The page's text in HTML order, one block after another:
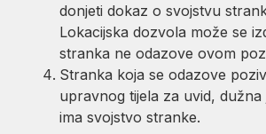
donjeti dokaz o svojstvu
Lokacijska dozvola može se
stranka ne odazove ovom
Stranka koja se odazove
upravnog tijela za uvid, dužna
ima svojstvo stranke.